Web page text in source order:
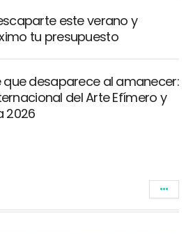
este verano y
tu presupuesto
desaparece al amanecer:
del Arte Efímero y
2026